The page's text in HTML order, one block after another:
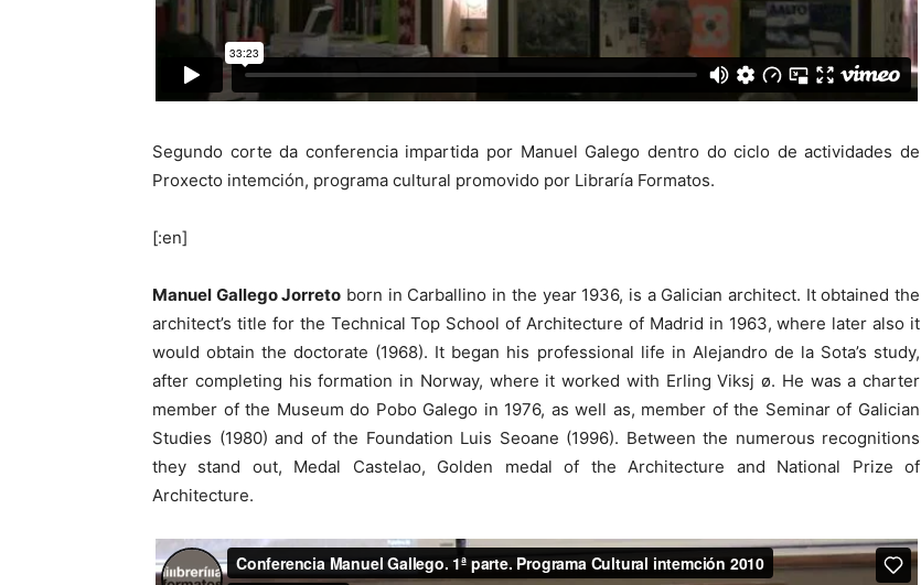
Segundo corte da conferencia impartida por Manuel Galego dentro do ciclo de actividades de
Proxecto intemción, programa cultural promovido por Libraría Formatos.
[:en]
Manuel Gallego Jorreto born in Carballino in the year 1936, is a Galician architect. It obtained the
architect’s title for the Technical Top School of Architecture of Madrid in 1963, where later also it
would obtain the doctorate (1968). It began his professional life in Alejandro de la Sota’s study,
after completing his formation in Norway, where it worked with Erling Viksj ø. He was a charter
member of the Museum do Pobo Galego in 1976, as well as, member of the Seminar of Galician
Studies (1980) and of the Foundation Luis Seoane (1996). Between the numerous recognitions
they stand out, Medal Castelao, Golden medal of the Architecture and National Prize of
Architecture.